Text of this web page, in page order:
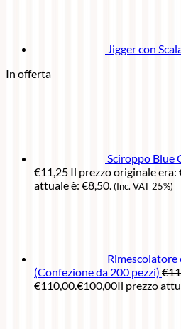
Jigger con
In offerta
Sciroppo Blue
€11,25 Il prezzo originale era:
attuale è: €8,50.(Inc. VAT 25%)
Rimescolatore
(Confezione da 200 pezzi) €
€110,00.€100,00Il prezzo